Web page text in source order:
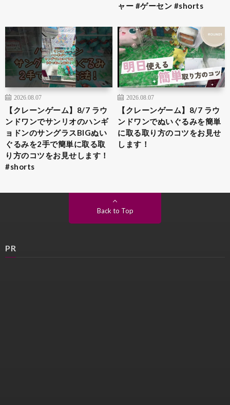
ャー #ゲーセン #shorts
2026.08.07
【クレーンゲーム】8/7 ラウ
ンドワンでサンリオのハンギ
ョドンのサングラスBIGぬい
ぐるみを2手で簡単に取る取
り方のコツをお見せします！
#shorts
2026.08.07
【クレーンゲーム】8/7 ラウ
ンドワンでぬいぐるみを簡単
に取る取り方のコツをお見せ
します！
Back to Top
PR